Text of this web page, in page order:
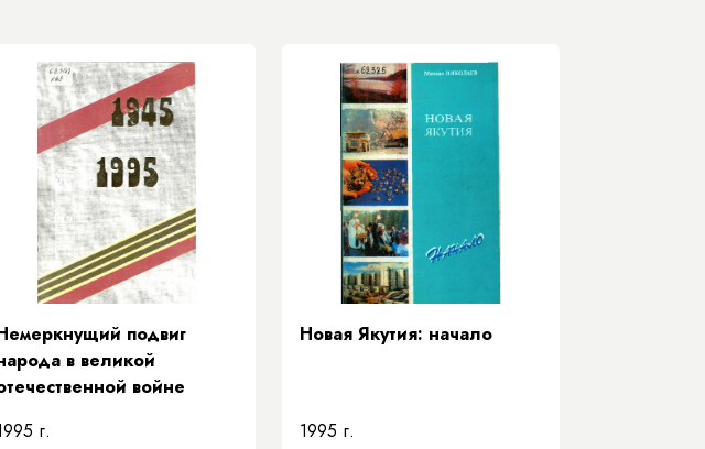
подвиг
в великой
войне
г.
Новая Якутия: начало
1995 г.